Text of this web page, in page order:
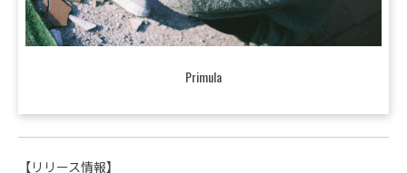
Primula
【リリース情報】